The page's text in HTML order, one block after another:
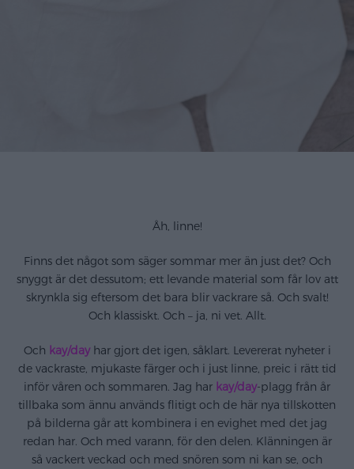
Åh, linne!
Finns det något som säger sommar mer än just det? Och
snyggt är det dessutom; ett levande material som får lov att
skrynkla sig eftersom det bara blir vackrare så. Och svalt!
Och klassiskt. Och – ja, ni vet. Allt.
Och kay/dayhar gjort det igen, såklart. Levererat nyheter i
de vackraste, mjukaste färger och i just linne, preic i rätt tid
inför våren och sommaren. Jag har kay/day-plagg från år
tillbaka som ännu används flitigt och de här nya tillskotten
på bilderna går att kombinera i en evighet med det jag
redan har. Och med varann, för den delen. Klänningen är
så vackert veckad och med snören som ni kan se, och